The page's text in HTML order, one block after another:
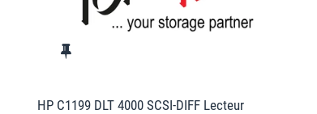
HP C1199 DLT 4000 SCSI-DIFF Lecteur